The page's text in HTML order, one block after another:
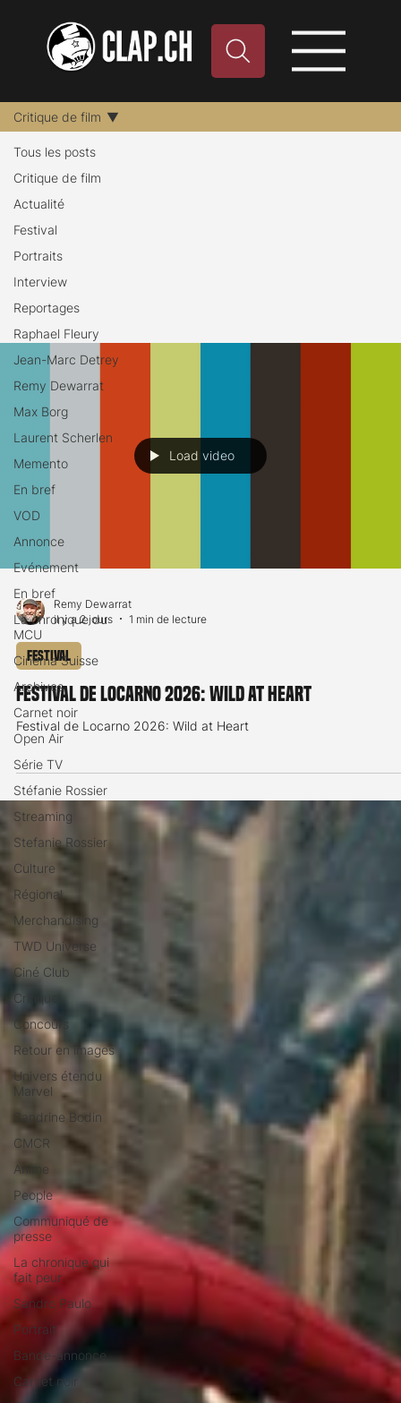
Tous les posts
Critique de film
Actualité
Festival
Portraits
Interview
Reportages
Raphael Fleury
Jean-Marc Detrey
Remy Dewarrat
Max Borg
Laurent Scherlen
Memento
En bref
VOD
Annonce
Evénement
En bref
La chronique du
MCU
Cinéma Suisse
Archives
Carnet noir
Open Air
Série TV
Stéfanie Rossier
Streaming
Stefanie Rossier
Culture
Régional
Merchandising
TWD Universe
Ciné Club
Critique
Concours
Retour en images
Univers étendu
Marvel
Sandrine Bodin
CMCR
Anime
People
Communiqué de
presse
La chronique qui
fait peur
Sandro Paulo
Portrait
Bande-annonce
Carnet noir
Critique de film
Critique de
film
Load video
Remy Dewarrat
il y a 2 jours
1 min de lecture
Festival
Festival de Locarno 2026: Wild at Heart
Festival de Locarno 2026: Wild at Heart